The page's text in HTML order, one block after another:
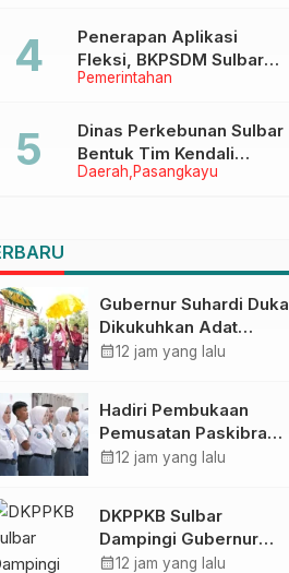
Pemerintahan
Penerapan Aplikasi
Fleksi, BKPSDM Sulbar
Dorong Transformasi
ASN
Daerah Pasangkayu
Dinas Perkebunan Sulbar
Bentuk Tim Kendali
Internal ICS untuk Dukung
Gubernur Suhardi Duka
Dikukuhkan Adat
Balanipa, Raih Gelar
calendar_month12 jam yang lalu
Hadiri Pembukaan
Pemusatan Paskibraka
Provinsi, Murdanil: Ini
calendar_month12 jam yang lalu
DKPPKB Sulbar
Dampingi Gubernur
Terima Audiensi
calendar_month12 jam yang lalu